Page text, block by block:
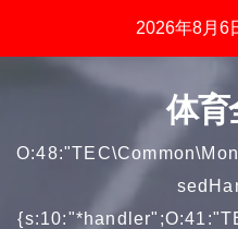
2026年8月6
体育